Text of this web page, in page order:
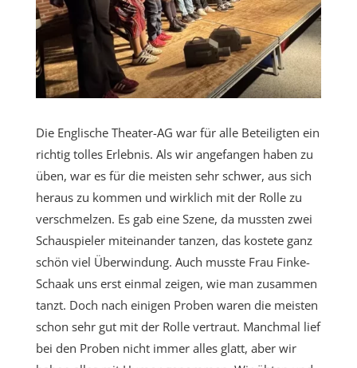
Die Englische Theater-AG war für alle Beteiligten ein
richtig tolles Erlebnis. Als wir angefangen haben zu
üben, war es für die meisten sehr schwer, aus sich
heraus zu kommen und wirklich mit der Rolle zu
verschmelzen. Es gab eine Szene, da mussten zwei
Schauspieler miteinander tanzen, das kostete ganz
schön viel Überwindung. Auch musste Frau Finke-
Schaak uns erst einmal zeigen, wie man zusammen
tanzt. Doch nach einigen Proben waren die meisten
schon sehr gut mit der Rolle vertraut. Manchmal lief
bei den Proben nicht immer alles glatt, aber wir